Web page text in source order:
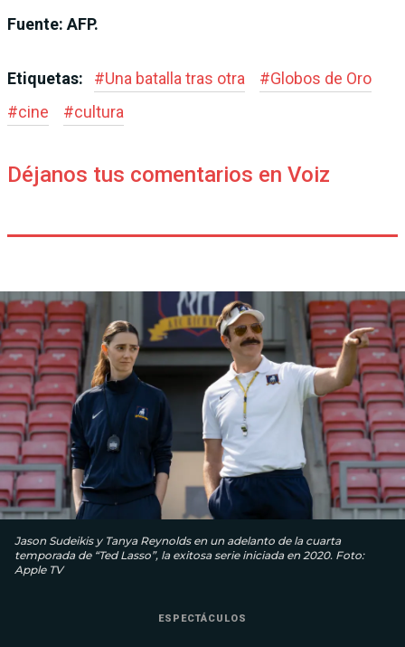
Fuente: AFP.
Etiquetas: #Una batalla tras otra #Globos de Oro
#cine #cultura
Déjanos tus comentarios en Voiz
Jason Sudeikis y Tanya Reynolds en un adelanto de la cuarta
temporada de “Ted Lasso”, la exitosa serie iniciada en 2020. Foto:
Apple TV
ESPECTÁCULOS